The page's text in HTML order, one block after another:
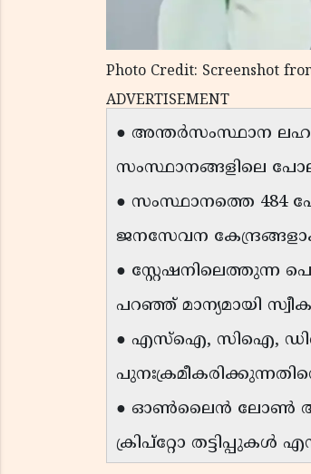
Photo Credit: Screenshot
ADVERTISEMENT
● അന്തർസംസ്ഥാന
സംസ്ഥാനങ്ങളിലെ
● സംസ്ഥാനത്തെ 484
ജനസേവന
●
പറഞ്ഞ് മാന്യമായി
● എസ്ഐ, സിഐ,
● ഓൺലൈൻ ലോൺ
ക്രിപ്റ്റോ തട്ടിപ്പുകൾ